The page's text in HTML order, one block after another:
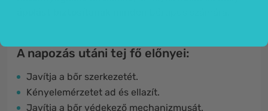
A napozás utáni tej fő előnyei:
Javítja a bőr szerkezetét.
Kényelemérzetet ad és ellazít.
Javítja a bőr védekező mechanizmusát.